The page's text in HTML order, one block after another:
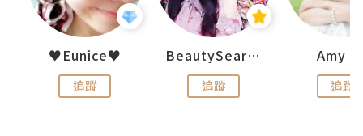
♥Eunice♥
追蹤
BeautySearch
追蹤
Amy
追蹤